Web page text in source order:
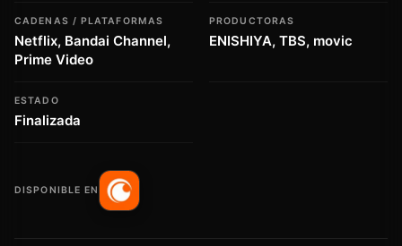
CADENAS / PLATAFORMAS
Netflix, Bandai Channel,
Prime Video
PRODUCTORAS
ENISHIYA, TBS, movic
ESTADO
Finalizada
DISPONIBLE EN